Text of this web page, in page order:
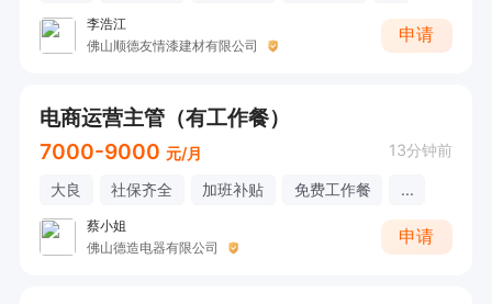
李浩江
佛山顺德友情漆建材有限公司
申请
电商运营主管（有工作餐）
7000-9000 元/月 13分钟前
大良 社保齐全 加班补贴 免费工作餐 ...
蔡小姐
佛山德造电器有限公司
申请